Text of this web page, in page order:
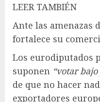
LEER TAMBIÉN
Ante las amenazas
fortalece su
Los eurodiputados
suponen “votar
de que no hacer
exportadores